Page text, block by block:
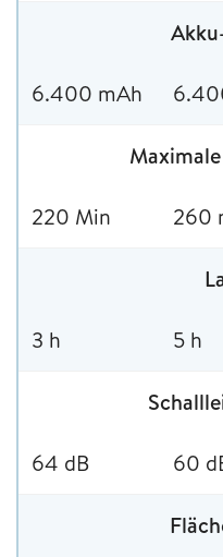
6.400 mAh
220 Min 260
3 h 5 h
64 dB 60